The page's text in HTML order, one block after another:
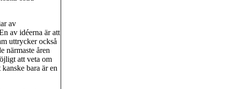
av
av idéerna är att
uttrycker också
närmaste åren
att veta om
bara är en